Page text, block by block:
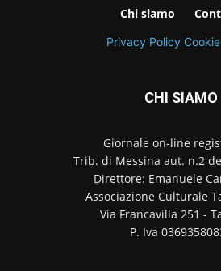
Chi siamo
Privacy Policy
CHI SIAMO
Giornale on-line
Trib. di Messina aut. n.2
Direttore: Emanuele
Associazione Culturale
Via Francavilla 251 -
P. Iva